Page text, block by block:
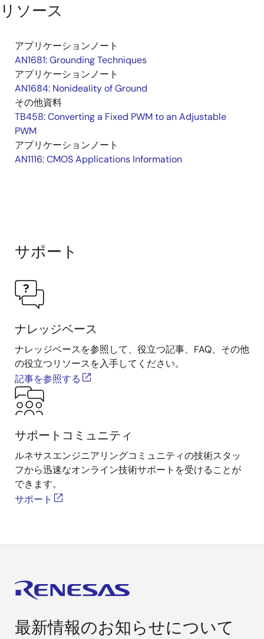
リソース
アプリケーションノート
AN1681: Grounding Techniques
アプリケーションノート
AN1684: Nonideality of Ground
その他資料
TB458: Converting a Fixed PWM to an Adjustable
PWM
アプリケーションノート
AN1116: CMOS Applications Information
サポート
ナレッジベース
ナレッジベースを参照して、役立つ記事、FAQ、その他
の役立つリソースを入手してください。
記事を参照する
サポートコミュニティ
ルネサスエンジニアリングコミュニティの技術スタッ
フから迅速なオンライン技術サポートを受けることが
できます。
サポート
最新情報のお知らせについて